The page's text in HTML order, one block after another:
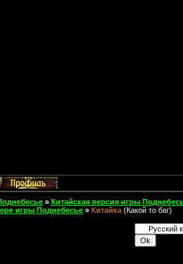
» Китайская версия игры
игры Поднебесье » Китайка (Какой то баг)